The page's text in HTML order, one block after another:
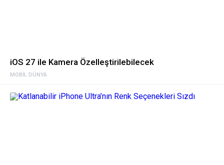
MOBIL DÜNYA
iOS 27 ile Kamera Özelleştirilebilecek